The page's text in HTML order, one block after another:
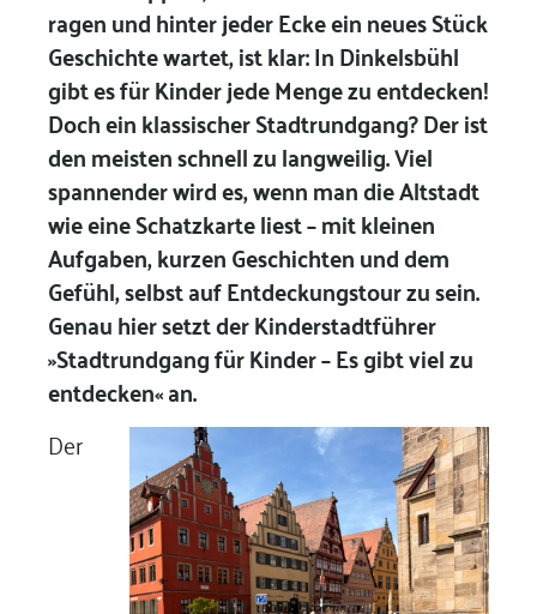
ragen und hinter jeder Ecke ein neues Stück
Geschichte wartet, ist klar: InDinkelsbühl
gibt es für Kinder jede Menge zu entdecken!
Doch ein klassischer Stadtrundgang? Der ist
den meisten schnell zu langweilig. Viel
spannender wird es, wenn man die Altstadt
wie eine Schatzkarte liest – mit kleinen
Aufgaben, kurzen Geschichten und dem
Gefühl, selbst auf Entdeckungstour zu sein.
Genau hier setzt der Kinderstadtführer
»Stadtrundgang für Kinder – Es gibt viel zu
entdecken« an.
Der